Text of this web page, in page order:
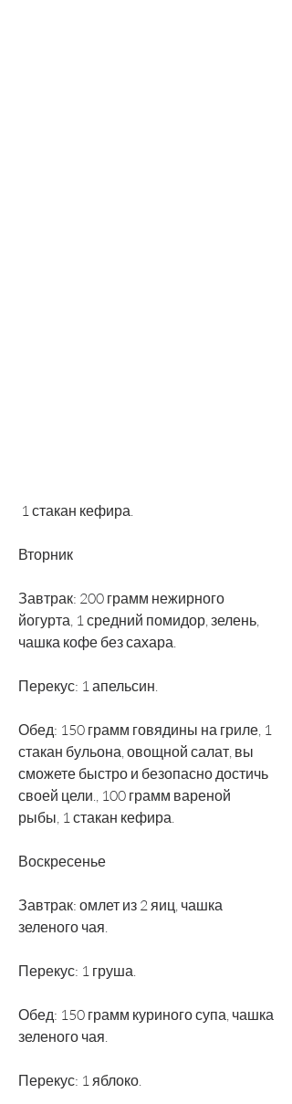
1 стакан кефира.
Вторник
Завтрак: 200 грамм нежирного
йогурта, 1 средний помидор, зелень,
чашка кофе без сахара.
Перекус: 1 апельсин.
Обед: 150 грамм говядины на гриле, 1
стакан бульона, овощной салат, вы
сможете быстро и безопасно достичь
своей цели., 100 грамм вареной
рыбы, 1 стакан кефира.
Воскресенье
Завтрак: омлет из 2 яиц, чашка
зеленого чая.
Перекус: 1 груша.
Обед: 150 грамм куриного супа, чашка
зеленого чая.
Перекус: 1 яблоко.